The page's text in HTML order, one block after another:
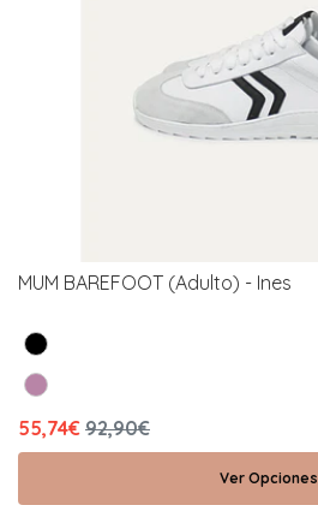
MUM BAREFOOT (Adulto) - Ines
55,74€ 92,90€
Ver Opciones